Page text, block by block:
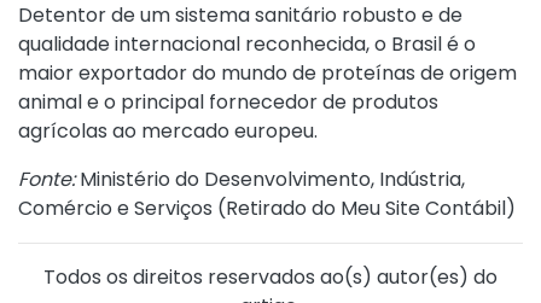
Detentor de um sistema sanitário robusto e de
qualidade internacional reconhecida, o Brasil é o
maior exportador do mundo de proteínas de origem
animal e o principal fornecedor de produtos
agrícolas ao mercado europeu.
Fonte:Ministério do Desenvolvimento, Indústria,
Comércio e Serviços (Retirado do Meu Site Contábil)
Todos os direitos reservados ao(s) autor(es) do